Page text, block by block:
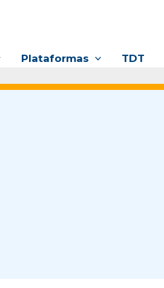
Plataformas TDT